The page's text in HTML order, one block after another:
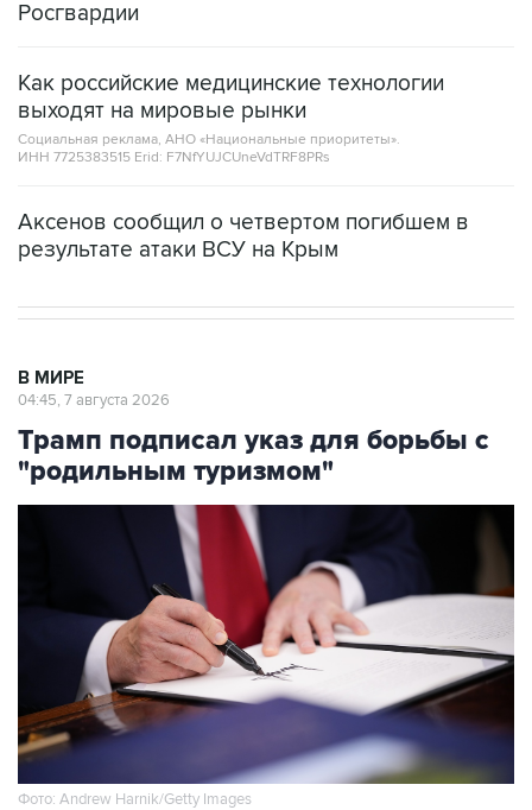
Росгвардии
Как российские медицинские технологии
выходят на мировые рынки
Социальная реклама, АНО «Национальные приоритеты».
ИНН 7725383515 Erid: F7NfYUJCUneVdTRF8PRs
Аксенов сообщил о четвертом погибшем в
результате атаки ВСУ на Крым
В МИРЕ
04:45, 7 августа 2026
Трамп подписал указ для борьбы с
"родильным туризмом"
Фото: Andrew Harnik/Getty Images